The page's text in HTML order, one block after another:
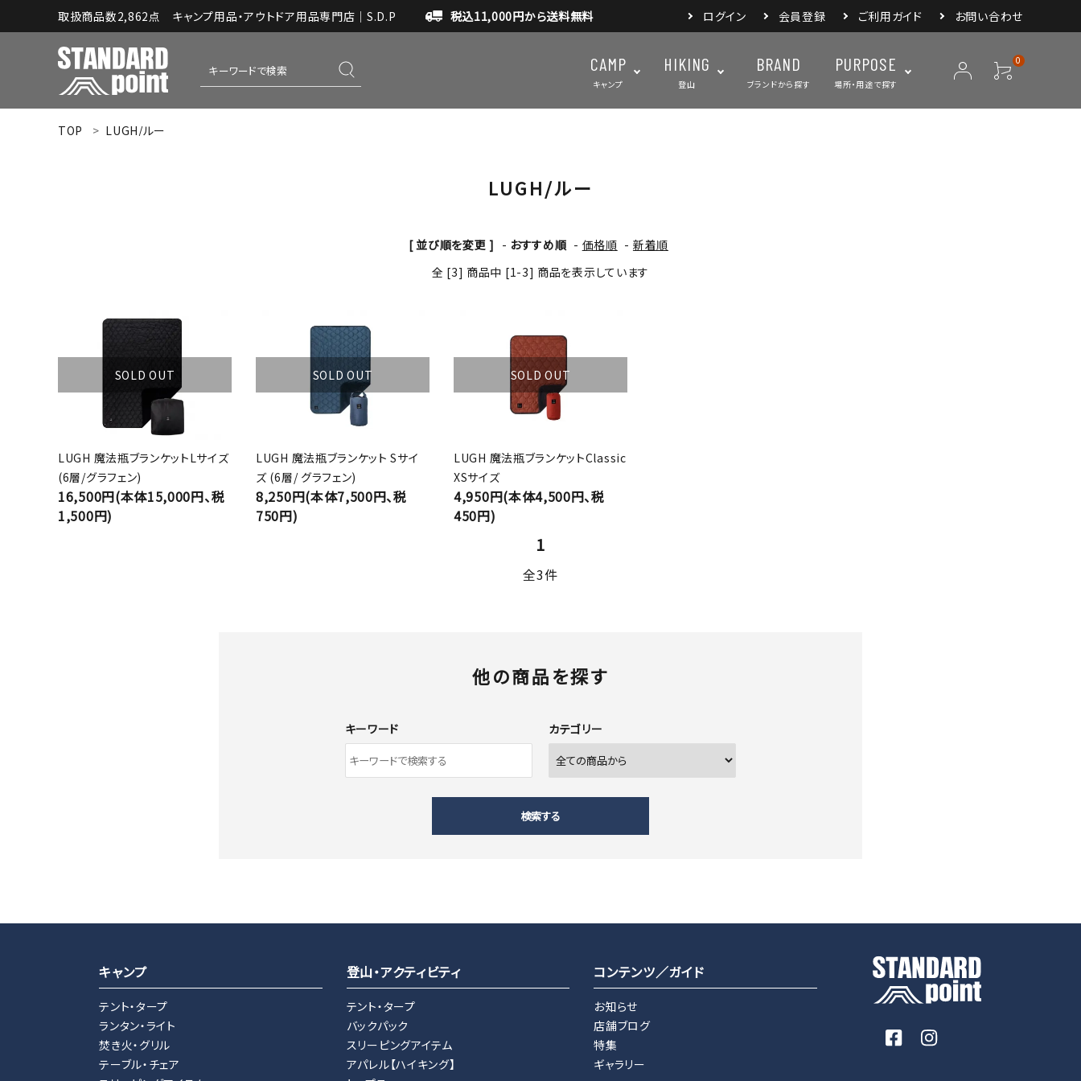
取扱商品数2,862点 キャンプ用品・アウトドア用品専門店｜S.D.P 税込11,000円から送料無料 ログイン 会員登録 ご利用ガイド お問い合わせ
CAMP
キャンプ
アウトドアスパイス
HIKING
登山
BRAND
ブランドから探す
PURPOSE
場所・用途で探す
0
TOP LUGH/ルー
LUGH/ルー
[ 並び順を変更 ] - おすすめ順 - 価格順 - 新着順
全 [3] 商品中 [1-3] 商品を表示しています
SOLD OUT
LUGH 魔法瓶ブランケットLサイズ
(6層/グラフェン)
16,500円(本体15,000円、税
1,500円)
SOLD OUT
LUGH 魔法瓶ブランケット Sサイ
ズ (6層/ グラフェン)
8,250円(本体7,500円、税
750円)
SOLD OUT
LUGH 魔法瓶ブランケットClassic
XSサイズ
4,950円(本体4,500円、税
450円)
1
全3件
他の商品を探す
キーワード カテゴリー
検索する
カテゴリー
キャンプ
テント・タープ
ランタン・ライト
焚き火・グリル
テーブル・チェア
登山・アクティビティ
テント・タープ
バックパック
スリーピングアイテム
アパレル【ハイキング】
コンテンツ／ガイド
お知らせ
店舗ブログ
特集
ギャラリー